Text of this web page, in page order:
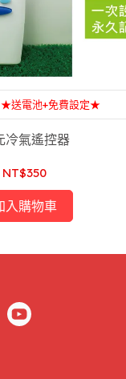
★送電池+免費設定★
條龍服務，售後服務沒煩
冷氣遙控器
NT$350
入購物車